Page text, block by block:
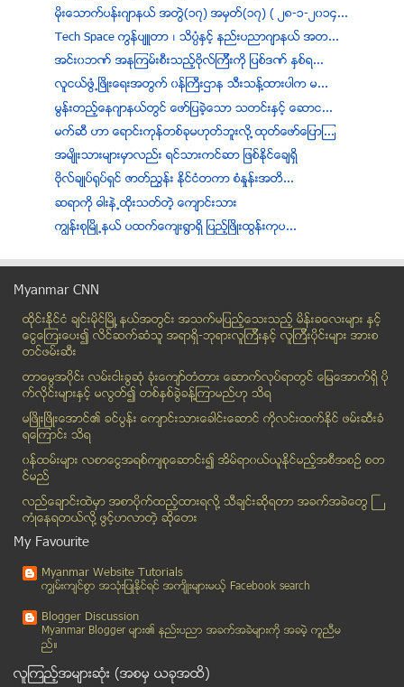
မုိးေသာက္ပန္းဂ်ာနယ္ အတြဲ(၁၇) အမွတ္(၁၇) ( ၂၈-၁-၂၀၁၄...
Tech Space ကြန္ပ်ဴတာ ၊ သိပၸံႏွင့္ နည္းပညာဂ်ာနယ္ အတ...
အင္း၀ဘဏ္ အႏုၾကမ္းစီးသည့္ဗိုလ္ၾကီးကုိ ျပစ္ဒဏ္ ႏွစ္ရ...
လူငယ္ဖြံ႕ၿဖိဳးေရးအတြက္ ၀န္ႀကီးဌာန သီးသန္႔ထားပါက မ...
မြန္းတည့္ေနဂ်ာနယ္တြင္ ေဖာ္ျပခဲ့ေသာ သတင္းႏွင့္ ေဆာင...
မက္ဆီ ဟာ ေရာင္းကုန္တစ္ခုမဟုတ္ဘူးလုိ ့ထုတ္ေဖာ္ေျပာၾ...
အမ်ိဳးသားမ်ားမွာလည္း ရင္သားကင္ဆာ ျဖစ္ႏုိင္ေခ်ရွိ
ဗိုလ္ခ်ဳပ္႐ုပ္ရွင္ ဇာတ္ညႊန္း ႏိုင္ငံတကာ စံႏႈန္းအတိ...
ဆရာကို ဓါးနဲ႕ထိုးသတ္တဲ့ ေက်ာင္းသား
ကၽြန္းစုၿမိဳ႕နယ္ ပထက္ေက်း႐ြာရွိ ျပည့္ၿဖိဳးထြန္းကုပ...
လိႈင္ျမစ္ႏွင့္ဒု႒ဝတီျမစ္ ေရအရည္အေသြး စစ္ေဆးမည္
တယ္လီေနာႏွင့္ ေအာ္ရီဒူးကို ဆက္သြယ္ေရးလိုင္စင္ လာမည...
ဒါရိုက္တာ ေမာင္မ်ိဳးမင္း (ရင္တြင္းျဖစ္)၏ သမီးျဖစ္သ...
ဗီယက္နမ္ နိုင္ငံတရား႐ုံးက ဘဏ္အရာရိွေဟာင္း တစ္ေယာက္...
ဖုန္းေငြျဖည့္ကတ္ ထုတ္လုပ္ေရာင္းခ်မည့္ ကုမၸဏီအသစ္မ်...
လႊတ္ေတာ္ႏွင့္ အစိုးရၾကား ႏိုင္ငံေရးပြတ္တိုက္မႈ ျပန...
ကေလးမ်ားႏွင့္ ဆယ္ေက်ာ္သက္မ်ားတြင္ စိတ္ဓာတ္က်ေရာဂါျ...
တရားမ၀င္ ဆီေတြနဲ႔ ျပန္ေက်ာ္ဆီ ကင္ဆာေရာဂါျဖစ္ႏိုုင္...
ေဆးေျခာက္မ်ားဖမ္းဆီးရမိ
တယ္လီေနာႏွင့္ ေအာ္ရီဒူးကို ဆက္သြယ္ေရးလုိင္စင္ ဇန္န...
လူကုန္ကူးခံရမည့္ ႐ိုဟင္ဂ်ာေတြ ထုိင္းရဲကယ္တင္
၂၀၁၃ ခုႏွစ္မွာ အားရစရာေကာင္းသည့္ႏွစ္ဟု သမၼတ ဦးသိန...
Facebook မွာ ဖြက္ထားတဲ့ Log-in Mail ေတြကို ဘယ္လို ...
Myanmar CNN
ထိုင္းနို္င္ငံ ခ်င္းမိုင္ျမိဳ ့နယ္အတြင္း အသက္မျပည့္ေသးသည့္ မိန္းခေလးမ်ား နွင့္
ေငြေၾကးေပး၍ လိင္ဆက္ဆံသူ အရာရွိ-ဘုရားလူၾကီးနွင့္ လူၾကီးပိုင္းမ်ား အားစ
တင္ဖမ္းဆီး
တာေမြအ၀ိုင္း လမ္းငါးခြဆံု ခံုးေက်ာ္တံတား ေဆာက္လုပ္ရာတြင္ ေျမေအာက္ရွိ ပို
က္လိုင္းမ်ားႏွင့္ မလြတ္၍ တစ္ႏွစ္ခြဲခန္႔ၾကာမည္ဟု သိရ
မၿဖိဳးၿဖိဳးေအာင္၏ ခင္ပြန္း ေက်ာင္းသားေခါင္းေဆာင္ ကိုလင္းထက္ႏိုင္ ဖမ္းဆီးခံ
ရေၾကာင္း သိရ
၀န္ထမ္းမ်ား လစာေငြအရစ္က်စုေဆာင္း၍ အိမ္ရာ၀ယ္ယူႏုိင္မည့္အစီအစဥ္ စတ
င္မည္
လည္ေခ်ာင္းထဲမွာ အစာပိုက္ထည့္ထားရလုိ႔ သီခ်င္းဆုိရတာ အခက္အခဲေတြ ႀ
ကံဳေနရတယ္လို႔ ဖြင့္ဟလာတဲ့ ဆုိေတး
My Favourite
Myanmar Website Tutorials
ကၽြမ္းက်င္စြာ အသုံးျပဳႏုိင္ရင္ အက်ိဳးမ်ားမယ့္ Facebook search
Blogger Discussion
Myanmar Blogger မ်ား၏ နည္းပညာ အခက္အခဲမ်ားကုိ အခမဲ့ ကူညီမ
ည္။
လူၾကည့္အမ်ားဆုံး (အစမွ ယခုအထိ)